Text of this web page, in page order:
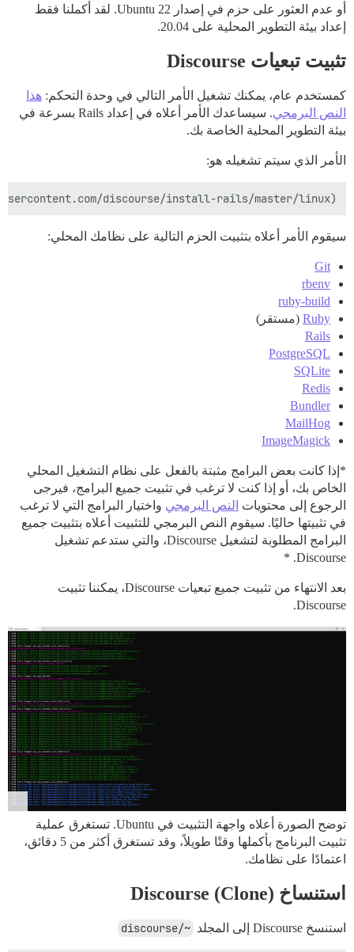
أو عدم العثور على حزم في إصدار Ubuntu 22. لقد أكملنا فقط
إعداد بيئة التطوير المحلية على 20.04.
تثبيت تبعيات Discourse
كمستخدم عام، يمكنك تشغيل الأمر التالي في وحدة التحكم: هذا
النص البرمجي
. سيساعدك الأمر أعلاه في إعداد Rails بسرعة في
بيئة التطوير المحلية الخاصة بك.
الأمر الذي سيتم تشغيله هو:
discourse/install-rails/master/linux)
سيقوم الأمر أعلاه بتثبيت الحزم التالية على نظامك المحلي:
Git
rbenv
ruby-build
Ruby (مستقر)
Rails
PostgreSQL
SQLite
Redis
Bundler
MailHog
ImageMagick
*إذا كانت بعض البرامج مثبتة بالفعل على نظام التشغيل المحلي
الخاص بك، أو إذا كنت لا ترغب في تثبيت جميع البرامج، فيرجى
الرجوع إلى محتويات النص البرمجي واختيار البرامج التي لا ترغب
في تثبيتها حاليًا. سيقوم النص البرمجي للتثبيت أعلاه بتثبيت جميع
البرامج المطلوبة لتشغيل Discourse، والتي ستدعم تشغيل
Discourse. *
بعد الانتهاء من تثبيت جميع تبعيات Discourse، يمكننا تثبيت
Discourse.
توضح الصورة أعلاه واجهة التثبيت في Ubuntu. تستغرق عملية
تثبيت البرنامج بأكملها وقتًا طويلاً، وقد تستغرق أكثر من 5 دقائق،
اعتمادًا على نظامك.
استنساخ (Clone) Discourse
استنسخ Discourse إلى المجلد ~/discourse